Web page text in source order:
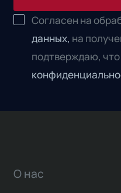
Согласен на
данных, на
подтверждаю,
О нас